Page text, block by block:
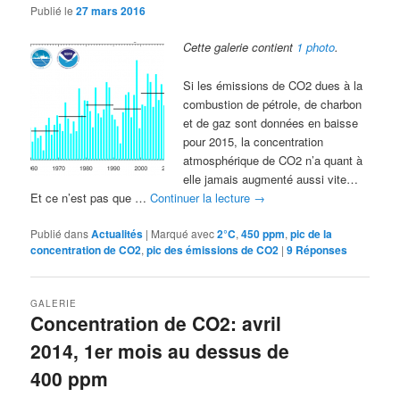
Publié le27 mars 2016
Cette galerie contient 1 photo.
Si les émissions de CO2 dues à la
combustion de pétrole, de charbon
et de gaz sont données en baisse
pour 2015, la concentration
atmosphérique de CO2 n’a quant à
elle jamais augmenté aussi vite…
Et ce n’est pas que …Continuer la lecture →
Publié dansActualités | Marqué avec2°C,450 ppm,pic de la
concentration de CO2,pic des émissions de CO2 |9 Réponses
Concentration de CO2: avril
2014, 1er mois au dessus de
400 ppm
GALERIE